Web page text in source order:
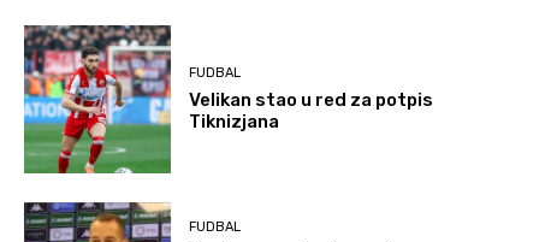
FUDBAL
Velikan stao u red za potpis
Tiknizjana
FUDBAL